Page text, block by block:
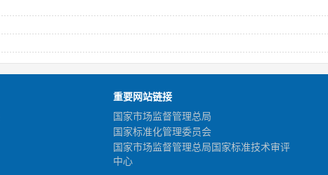
重要网站链接
国家市场监督管理总局
国家标准化管理委员会
国家市场监督管理总局国家标准技术审评
中心